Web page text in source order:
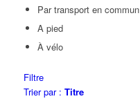
Par transport en commun
A pied
À vélo
Filtre
Trier par : Titre